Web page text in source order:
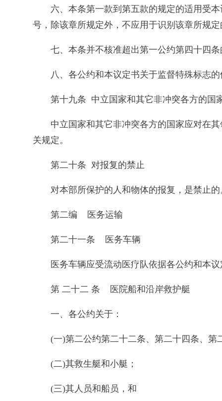
六、本条第一款到第五款的规定的适用受
号，除该章所规定外，不应用于识别该章所规
七、本条并不核准超出第一公约第四十四
八、各公约和本议定书关于监督特殊标志
第十九条 中立国家和其它非冲突各方的
中立国家和其它非冲突各方的国家应对在
关规定。
第二十条 对报复的禁止
对本部所保护的人和物体的报复，是禁止的
第二编 医务运输
第二十一条 医务车辆
医务车辆应受流动医疗队依据各公约和本
第 二十二 条 医院船和沿岸救护艇
一、各公约关于：
(一)第二公约第二十二条、第二十四条、
(二)其救生艇和小艇；
(三)其人员和船员，和